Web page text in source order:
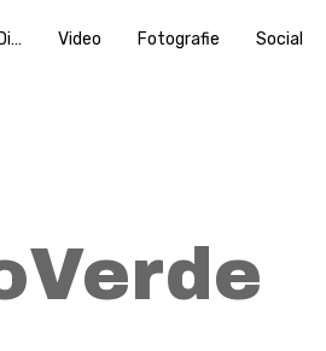
Video Fotografie Social